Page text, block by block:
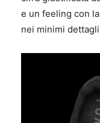
e un feeling con
nei minimi